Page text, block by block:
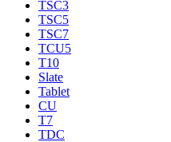
TSC3
TSC5
TSC7
TCU5
T10
Slate
Tablet
CU
T7
TDC